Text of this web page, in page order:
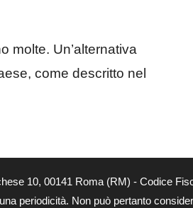
molte. Un’alternativa
come descritto nel
10, 00141 Roma (RM) - Codice
periodicità. Non può pertanto